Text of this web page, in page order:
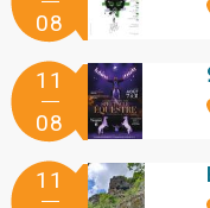
08
11
08
11